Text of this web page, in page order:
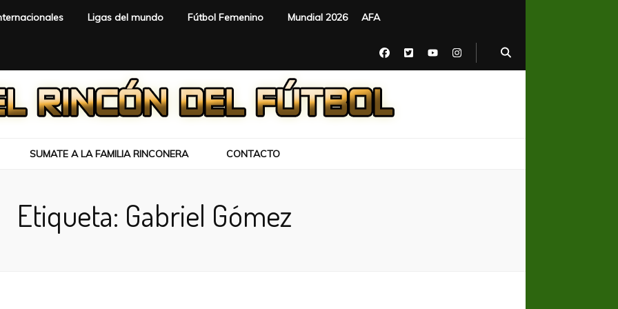
Ligas del mundo Fútbol Femenino Mundial 2026 AFA
SUMATE A LA FAMILIA RINCONERA CONTACTO
Etiqueta: Gabriel Gómez